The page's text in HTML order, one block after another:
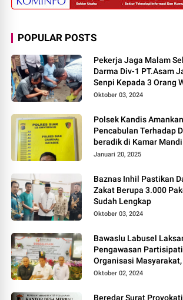
POPULAR POSTS
Pekerja Jaga Malam
Darma Div-1 PT.Asam
Senpi Kepada 3 Orang
Oktober 03, 2024
Polsek Kandis
Pencabulan Terhadap Dua Anak Kakak-
beradik di Kamar
Januari 20, 2025
Baznas Inhil Pastikan
Zakat Berupa 3.000
Sudah Lengkap
Oktober 03, 2024
Bawaslu Labusel
Pengawasan
Organisasi Masyarakat,
Agama Pada pilkada
Oktober 02, 2024
Beredar Surat